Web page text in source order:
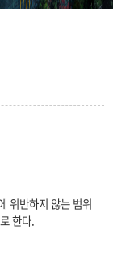
위반하지 않는 범위
한다.